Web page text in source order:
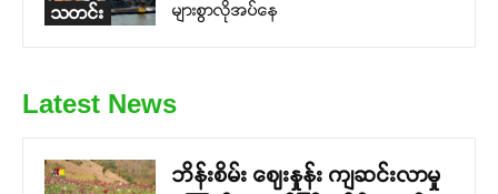
သတင်း
များစွာလိုအပ်နေ
Latest News
ဘိန်းစိမ်း ဈေးနှုန်း ကျဆင်းလာမှု